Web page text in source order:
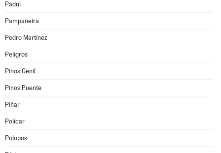
Padul
Pampaneira
Pedro Martínez
Peligros
Pinos Genil
Pinos Puente
Píñar
Polícar
Polopos